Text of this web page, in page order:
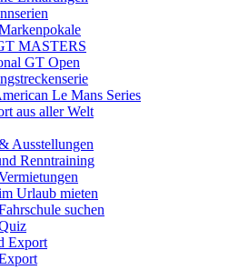
MASTERS
GT Open
Le Mans Series
aus aller Welt
Ausstellungen
Renntraining
Urlaub mieten
suchen
Export